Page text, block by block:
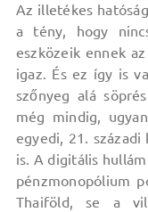
Az illetékes
a tény, hogy
eszközeik ennek
igaz. És ez így is
szőnyeg alá
még mindig,
egyedi, 21.
is. A digitális
pénzmonopólium
Thaiföld, se a